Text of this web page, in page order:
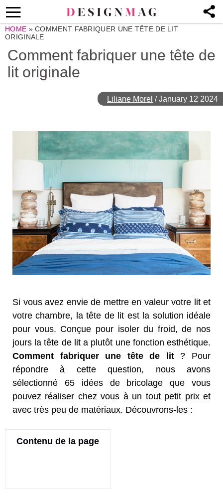
HOME »COMMENT FABRIQUER UNE TÊTE DE LIT
ORIGINALE
Comment fabriquer une tête de
lit originale
Liliane Morel /January 12 2024
Si vous avez envie de mettre en valeur votre lit et
votre chambre, la tête de lit est la solution idéale
pour vous. Conçue pour isoler du froid, de nos
jours la tête de lit a plutôt une fonction esthétique.
Comment fabriquer une tête de lit? Pour
répondre à cette question, nous avons
sélectionné 65 idées de bricolage que vous
pouvez réaliser chez vous à un tout petit prix et
avec très peu de matériaux. Découvrons-les :
Contenu de la page